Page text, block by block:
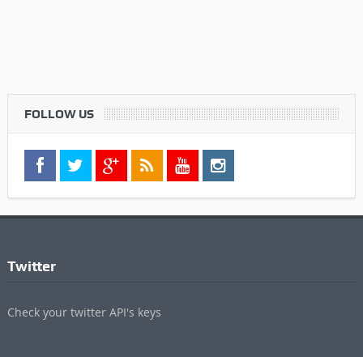
FOLLOW US
Twitter
Check your twitter API's keys